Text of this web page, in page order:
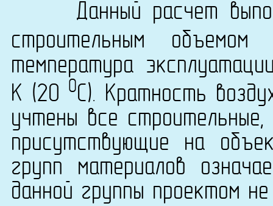
Данный расчет
строительным
температура
K (20 0C). Кратность
учтены все
присутствующие на
групп материалов
данной группы проектом